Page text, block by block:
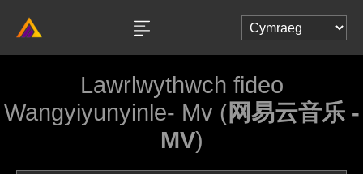
Lawrlwythwch fideo
Wangyiyunyinle- Mv ( 网易云音乐 -
MV)